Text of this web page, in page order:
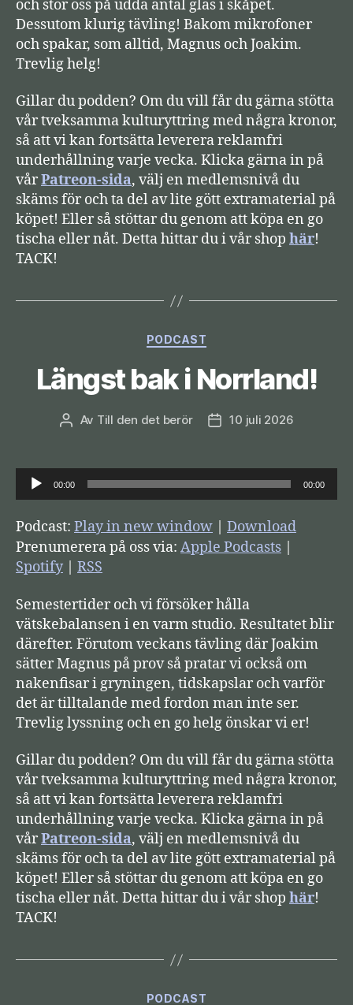
a
r
e
och stör oss på udda antal glas i skåpet.
Dessutom klurig tävling! Bakom mikrofoner
och spakar, som alltid, Magnus och Joakim.
Trevlig helg!
Gillar du podden? Om du vill får du gärna stötta
vår tveksamma kulturyttring med några kronor,
så att vi kan fortsätta leverera reklamfri
underhållning varje vecka. Klicka gärna in på
vårPatreon-sida, välj en medlemsnivå du
skäms för och ta del av lite gött extramaterial på
köpet! Eller så stöttar du genom att köpa en go
tischa eller nåt. Detta hittar du i vår shop här!
TACK!
Kategorier
PODCAST
Längst bak i Norrland!
Inläggsförfattare
Av Till den det berör Inläggsdatum
10 juli 2026
j
u
d
s
e
l
a
r
e
00:00 00:00
Podcast: Play in new window
Download
Prenumerera på oss via: Apple Podcasts
Spotify| RSS
Semestertider och vi försöker hålla
vätskebalansen i en varm studio. Resultatet blir
därefter. Förutom veckans tävling där Joakim
sätter Magnus på prov så pratar vi också om
nakenfisar i gryningen, tidskapslar och varför
det är tilltalande med fordon man inte ser.
Trevlig lyssning och en go helg önskar vi er!
Gillar du podden? Om du vill får du gärna stötta
vår tveksamma kulturyttring med några kronor,
så att vi kan fortsätta leverera reklamfri
underhållning varje vecka. Klicka gärna in på
vårPatreon-sida, välj en medlemsnivå du
skäms för och ta del av lite gött extramaterial på
köpet! Eller så stöttar du genom att köpa en go
tischa eller nåt. Detta hittar du i vår shop här!
TACK!
Kategorier
PODCAST